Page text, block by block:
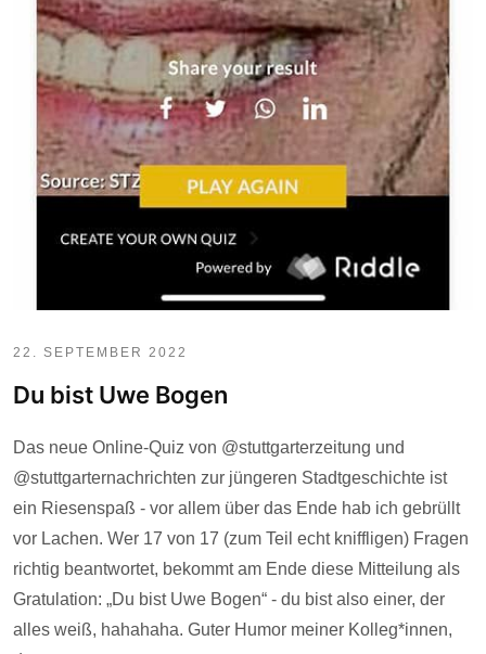
22. SEPTEMBER 2022
Du bist Uwe Bogen
Das neue Online-Quiz von @stuttgarterzeitung und
@stuttgarternachrichten zur jüngeren Stadtgeschichte ist
ein Riesenspaß - vor allem über das Ende hab ich gebrüllt
vor Lachen. Wer 17 von 17 (zum Teil echt kniffligen) Fragen
richtig beantwortet, bekommt am Ende diese Mitteilung als
Gratulation: „Du bist Uwe Bogen“ - du bist also einer, der
alles weiß, hahahaha. Guter Humor meiner Kolleg*innen,